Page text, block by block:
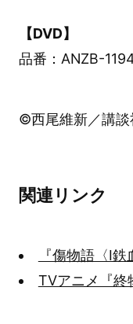
【DVD】
品番：ANZB-
©西尾維新／講談
関連リンク
『傷物語〈Ⅰ
TVアニメ『終